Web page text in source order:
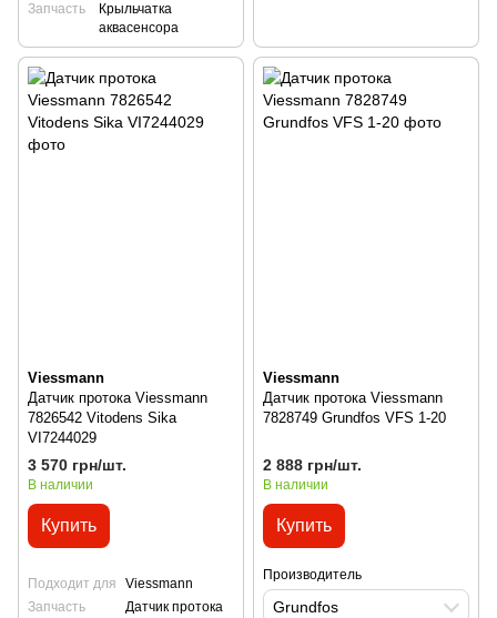
Запчасть
Крыльчатка
аквасенсора
Viessmann
Датчик протока Viessmann
7826542 Vitodens Sika
VI7244029
3 570 грн/шт.
В наличии
Купить
Подходит для
Viessmann
Запчасть
Датчик протока
Viessmann
Датчик протока Viessmann
7828749 Grundfos VFS 1-20
2 888 грн/шт.
В наличии
Купить
Производитель
Grundfos